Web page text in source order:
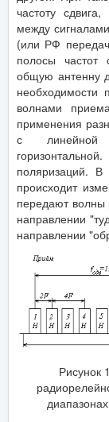
частоту
между
(или РФ
полосы частот
общую антенну
необходимости
волнами
применения
с линейной
поляризаций.
происходит
передают волны
направлении
направлении
Рисунок